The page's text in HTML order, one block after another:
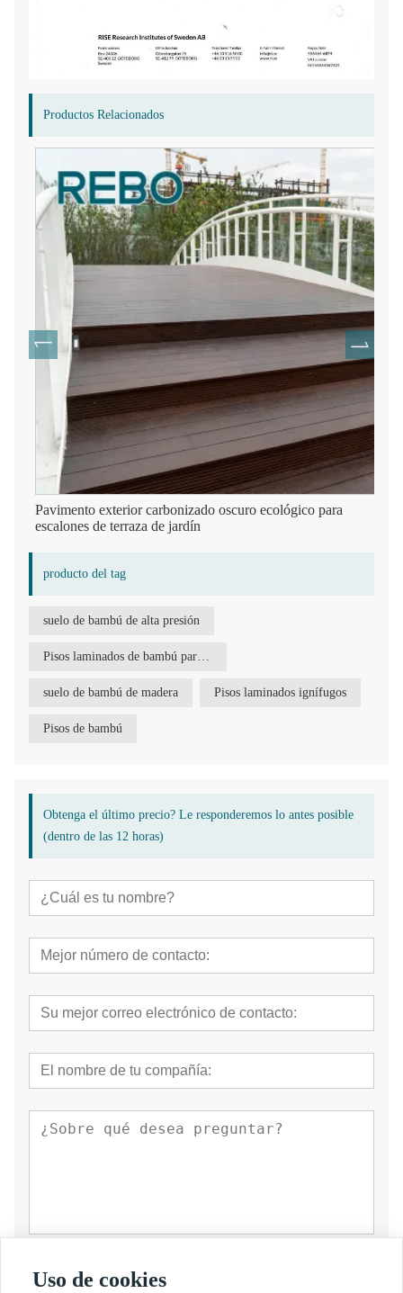
Productos Relacionados
Pavimento exterior carbonizado oscuro ecológico para
escalones de terraza de jardín
producto del tag
suelo de bambú de alta presión
Pisos laminados de bambú para uso comercial
suelo de bambú de madera Pisos laminados ignífugos
Pisos de bambú
Obtenga el último precio? Le responderemos lo antes posible
(dentro de las 12 horas)
presentar
Uso de cookies